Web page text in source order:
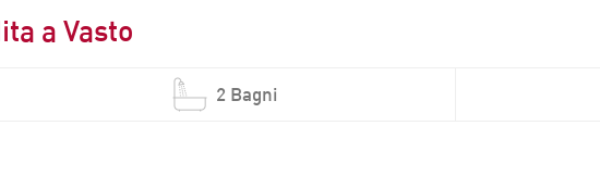
a Vasto
2 Bagni